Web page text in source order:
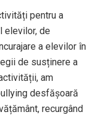
pentru a
elevilor, de
a elevilor în
de susținere a
am
desfășoară
recurgând